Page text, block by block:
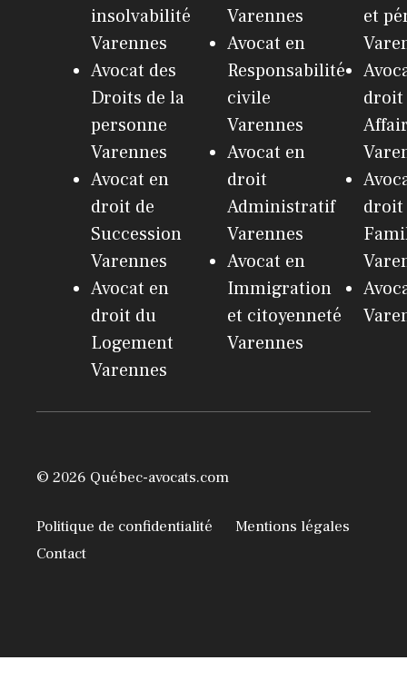
insolvabilité
Varennes
Avocat des
Droits de la
personne
Varennes
Avocat en
droit de
Succession
Varennes
Avocat en
droit du
Logement
Varennes
Varennes
Avocat en
Responsabilité
civile
Varennes
Avocat en
droit
Administratif
Varennes
Avocat en
Immigration
et citoyenneté
Varennes
et
droit
droit
© 2026 Québec-avocats.com
Politique de confidentialité
Mentions légales
Contact